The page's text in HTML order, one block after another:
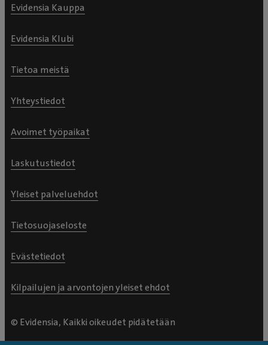
Evidensia Kauppa
Evidensia Klubi
Tietoa meistä
Yhteystiedot
Avoimet työpaikat
Laskutustiedot
Yleiset palveluehdot
Tietosuojaseloste
Evästetiedot
Kilpailujen ja arvontojen yleiset ehdot
© Evidensia, Kaikki oikeudet pidätetään